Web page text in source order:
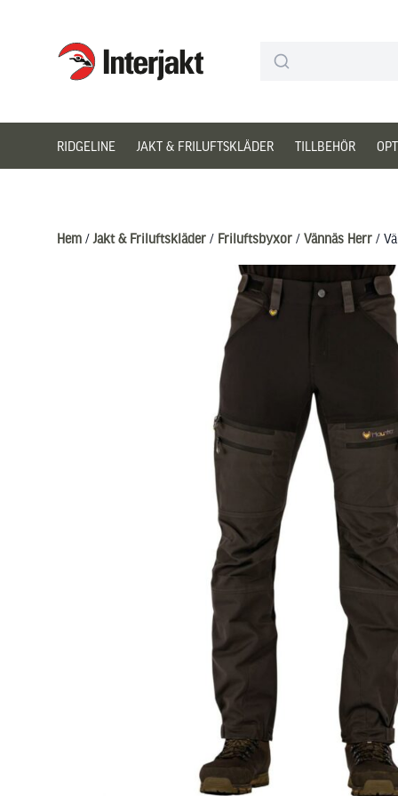
Interjakt SE
RIDGELINE JAKT & FRILUFTSKLÄDER TILLBEHÖR
Hem / Jakt & Friluftskläder / Friluftsbyxor / Vännäs Herr /